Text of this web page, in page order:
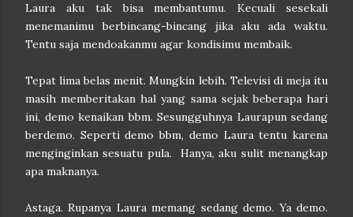
Laura aku tak bisa membantumu. Kecuali sesekali
menemanimu berbincang-bincang jika aku ada waktu.
Tentu saja mendoakanmu agar kondisimu membaik.
Tepat lima belas menit. Mungkin lebih. Televisi di meja itu
masih memberitakan hal yang sama sejak beberapa hari
ini, demo kenaikan bbm. Sesungguhnya Laurapun sedang
berdemo. Seperti demo bbm, demo Laura tentu karena
menginginkan sesuatu pula. Hanya, aku sulit menangkap
apa maknanya.
Astaga. Rupanya Laura memang sedang demo. Ya demo.